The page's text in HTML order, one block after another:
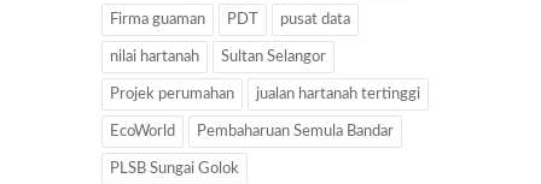
Firma guaman PDT pusat data
nilai hartanah Sultan Selangor
Projek perumahan jualan hartanah tertinggi
EcoWorld Pembaharuan Semula Bandar
PLSB Sungai Golok